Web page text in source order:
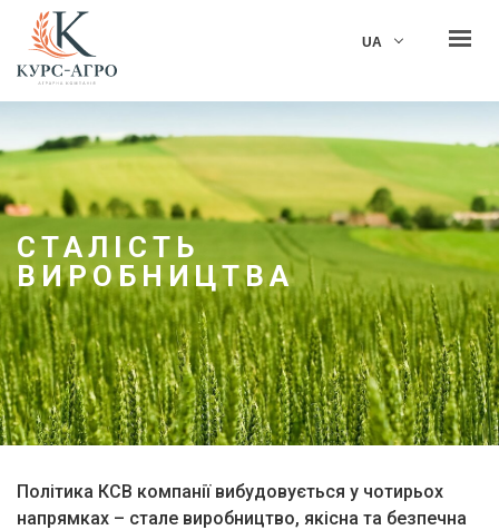
ДІЯЛЬНІСТЬ
ВІДПОВІДАЛЬНІСТЬ
КАР'ЄРА
НОВИНИ
КОНТАКТИ
ЗВ'ЯЗАТИСЯ
UA
СТАЛІСТЬ
ВИРОБНИЦТВА
Політика КСВ компанії вибудовується у чотирьох
напрямках – стале виробництво, якісна та безпечна